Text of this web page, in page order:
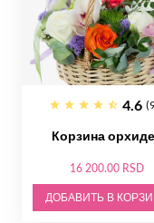
4.6
Корзина
16 200.00 RSD
ДОБАВИТЬ В